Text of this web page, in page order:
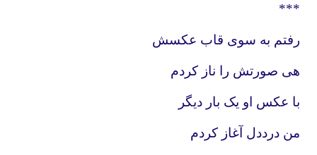
***
رفتم به سوی قاب عکسش
هی صورتش را ناز کردم
با عکس او یک بار دیگر
من درددل آغاز کردم